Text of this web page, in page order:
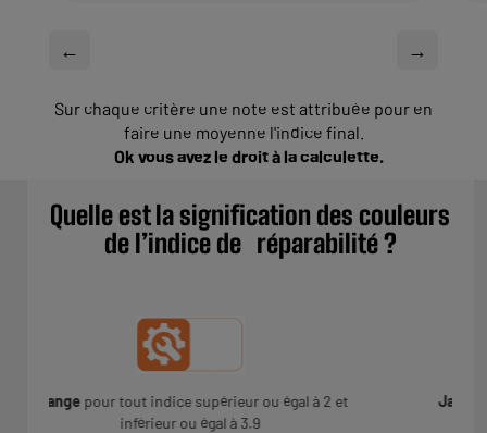
← →
Sur chaque critère une note est attribuée pour en
faire une moyenne l'indice final.
Ok vous avez le droit à la calculette.
Quelle est la signification des couleurs
de l’indice de réparabilité ?
Jaunepour tout indice supérieur ou égal à 4 et
inférieur ou égal à 5.9